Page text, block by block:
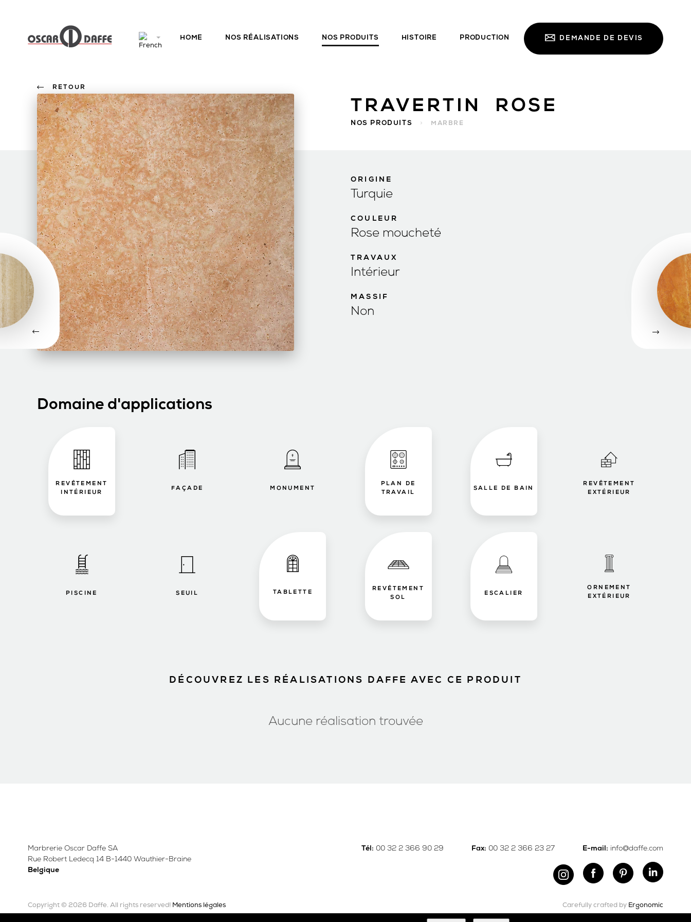
HOME NOS RÉALISATIONS NOS PRODUITS HISTOIRE PRODUCTION DEMANDE DE DEVIS
TRAVERTIN ROSE
NOS PRODUITS > MARBRE
RETOUR
ORIGINE
Turquie
COULEUR
Rose moucheté
TRAVAUX
Intérieur
MASSIF
Non
Domaine d'applications
REVÊTEMENT
INTÉRIEUR
FAÇADE MONUMENT
PLAN DE
TRAVAIL
SALLE DE BAIN
REVÊTEMENT
EXTÉRIEUR
PISCINE SEUIL TABLETTE
REVÊTEMENT
SOL
ESCALIER
ORNEMENT
EXTÉRIEUR
DÉCOUVREZ LES RÉALISATIONS DAFFE AVEC CE PRODUIT
Aucune réalisation trouvée
Marbrerie Oscar Daffe SA
Rue Robert Ledecq 14 B-1440 Wauthier-Braine
Belgique
Tél: 00 32 2 366 90 29 Fax: 00 32 2 366 23 27 E-mail: info@daffe.com
Copyright © 2026 Daffe. All rights reserved! Mentions légales Carefully crafted by Ergonomic